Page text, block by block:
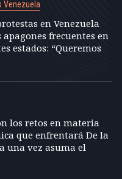
Venezuela
en Venezuela
apagones frecuentes en
estados: “Queremos
los retos en materia
que enfrentará De la
una vez asuma el